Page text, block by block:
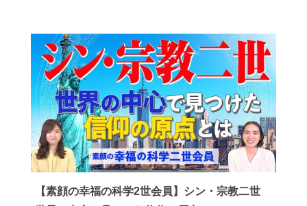
【素顔の幸福の科学2世会員】シン・宗教二世